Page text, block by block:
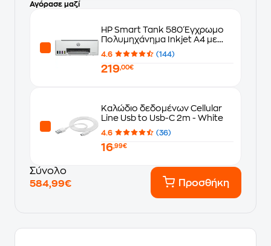
Αγόρασε μαζί
HP Smart Tank 580 Έγχρωμο
Πολυμηχάνημα Inkjet A4 με
WiFi και Mobile Print (1F3Y2A)
4.6 (144)
219,00€
Καλώδιο δεδομένων Cellular
Line Usb to Usb-C 2m - White
4.6 (36)
16,99€
Σύνολο
584,99€
Προσθήκη